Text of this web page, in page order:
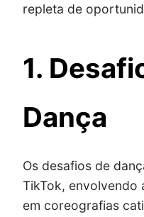
repleta de
1.
Dança
Os desafios de
TikTok,
em coreografias